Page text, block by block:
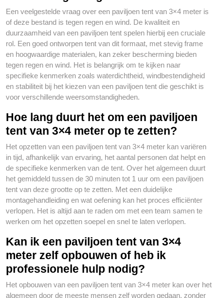
Een veelgestelde vraag over een paviljoen tent van 3×4 meter is
of deze bestand is tegen regen en wind. De kwaliteit en
duurzaamheid van een paviljoen tent spelen hierbij een cruciale
rol. Een goed ontworpen tent van dit formaat, met stevig frame
en hoogwaardige materialen, kan zeker bescherming bieden
tegen regen en wind. Het is belangrijk om te kijken naar
specifieke kenmerken zoals waterdichtheid, windbestendigheid
en stabiliteit bij het kiezen van een paviljoen tent die geschikt is
voor verschillende weersomstandigheden.
Hoe lang duurt het om een paviljoen
tent van 3×4 meter op te zetten?
Het opzetten van een paviljoen tent van 3×4 meter kan variëren
in tijd, afhankelijk van ervaring, het aantal personen dat helpt en
de specifieke kenmerken van de tent. Over het algemeen duurt
het gemiddeld tussen de 30 minuten tot 1 uur om een paviljoen
tent van deze grootte op te zetten. Met een duidelijke
montagehandleiding en wat oefening kan het proces efficiënter
verlopen. Het is altijd aan te raden om met een team samen te
werken om het opzetten soepel en snel te laten verlopen.
Kan ik een paviljoen tent van 3×4
meter zelf opbouwen of heb ik
professionele hulp nodig?
Het opbouwen van een paviljoen tent van 3×4 meter kan over het
algemeen door de meeste mensen zelf worden gedaan, zonder